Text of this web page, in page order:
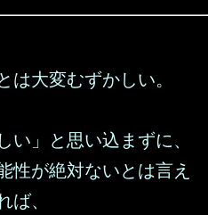
は大変むずかしい。
い」と思い込まずに、
性が絶対ないとは言え
ば、